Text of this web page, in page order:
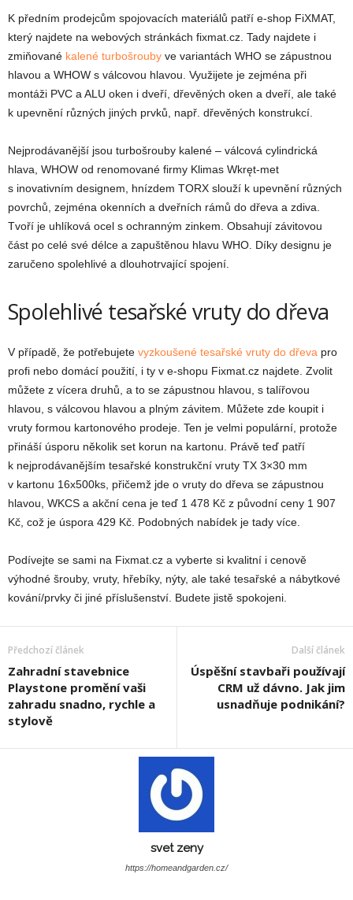
K předním prodejcům spojovacích materiálů patří e-shop FiXMAT,
který najdete na webových stránkách fixmat.cz. Tady najdete i
zmiňované kalené turbošrouby ve variantách WHO se zápustnou
hlavou a WHOW s válcovou hlavou. Využijete je zejména při
montáži PVC a ALU oken i dveří, dřevěných oken a dveří, ale také
k upevnění různých jiných prvků, např. dřevěných konstrukcí.
Nejprodávanější jsou turbošrouby kalené – válcová cylindrická
hlava, WHOW od renomované firmy Klimas Wkręt-met
s inovativním designem, hnízdem TORX slouží k upevnění různých
povrchů, zejména okenních a dveřních rámů do dřeva a zdiva.
Tvoří je uhlíková ocel s ochranným zinkem. Obsahují závitovou
část po celé své délce a zapuštěnou hlavu WHO. Díky designu je
zaručeno spolehlivé a dlouhotrvající spojení.
Spolehlivé tesařské vruty do dřeva
V případě, že potřebujete vyzkoušené tesařské vruty do dřeva pro
profi nebo domácí použití, i ty v e-shopu Fixmat.cz najdete. Zvolit
můžete z vícera druhů, a to se zápustnou hlavou, s talířovou
hlavou, s válcovou hlavou a plným závitem. Můžete zde koupit i
vruty formou kartonového prodeje. Ten je velmi populární, protože
přináší úsporu několik set korun na kartonu. Právě teď patří
k nejprodávanějším tesařské konstrukční vruty TX 3×30 mm
v kartonu 16x500ks, přičemž jde o vruty do dřeva se zápustnou
hlavou, WKCS a akční cena je teď 1 478 Kč z původní ceny 1 907
Kč, což je úspora 429 Kč. Podobných nabídek je tady více.
Podívejte se sami na Fixmat.cz a vyberte si kvalitní i cenově
výhodné šrouby, vruty, hřebíky, nýty, ale také tesařské a nábytkové
kování/prvky či jiné příslušenství. Budete jistě spokojeni.
Předchozí článek
Zahradní stavebnice
Playstone promění vaši
zahradu snadno, rychle a
stylově
Další článek
Úspěšní stavbaři používají
CRM už dávno. Jak jim
usnadňuje podnikání?
svet zeny
https://homeandgarden.cz/